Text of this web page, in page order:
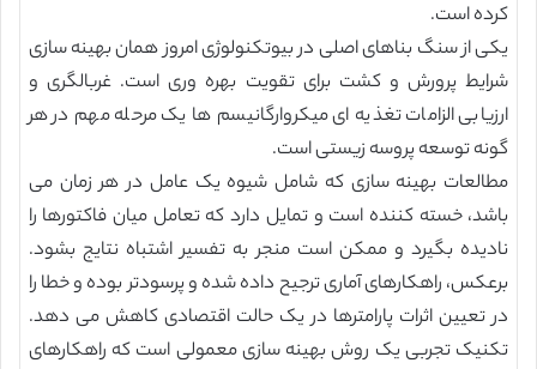
کرده است.
یکی از سنگ بناهای اصلی در بیوتکنولوژی امروز همان بهینه سازی
شرایط پرورش و کشت برای تقویت بهره وری است. غربالگری و
ارزیابی الزامات تغذیه ای میکروارگانیسم ها یک مرحله مهم در هر
گونه توسعه پروسه زیستی است.
مطالعات بهینه سازی که شامل شیوه یک عامل در هر زمان می
باشد، خسته کننده است و تمایل دارد که تعامل میان فاکتورها را
نادیده بگیرد و ممکن است منجر به تفسیر اشتباه نتایج بشود.
برعکس، راهکارهای آماری ترجیح داده شده و پرسودتر بوده و خطا را
در تعیین اثرات پارامترها در یک حالت اقتصادی کاهش می دهد.
تکنیک تجربی یک روش بهینه سازی معمولی است که راهکارهای